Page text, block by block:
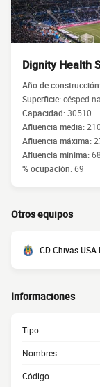
Dignity Health
Año de
Superficie:césped
Capacidad:30510
Afluencia media:
Afluencia máxima:
Afluencia mínima:
% ocupación:69
Otros equipos
CD Chivas USA
Informaciones
Tipo
Nombres
Código